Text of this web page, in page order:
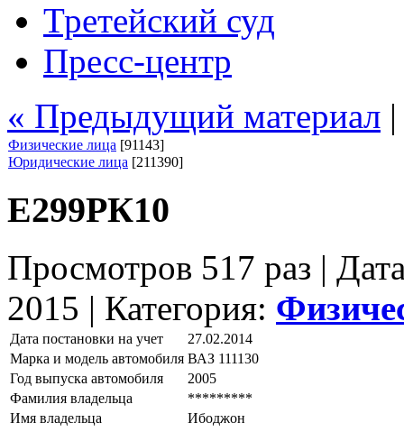
Третейский суд
Пресс-центр
« Предыдущий материал
Физические лица [91143]
Юридические лица [211390]
Е299РК10
Просмотров 517 раз |
2015 | Категория:
Дата постановки на учет
27.02.2014
Марка и модель автомобиля ВАЗ 111130
Год выпуска автомобиля
2005
Фамилия владельца
*********
Имя владельца
Ибоджон